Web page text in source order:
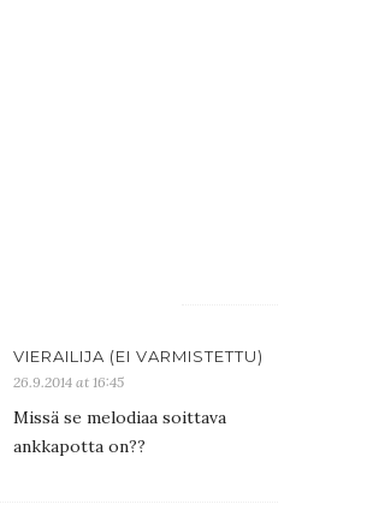
VIERAILIJA (EI VARMISTETTU)
26.9.2014 at 16:45
Missä se melodiaa soittava
ankkapotta on??